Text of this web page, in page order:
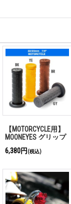
【MOTORCYCLE用】
MOONEYES グリップ
6,380円 (税込)